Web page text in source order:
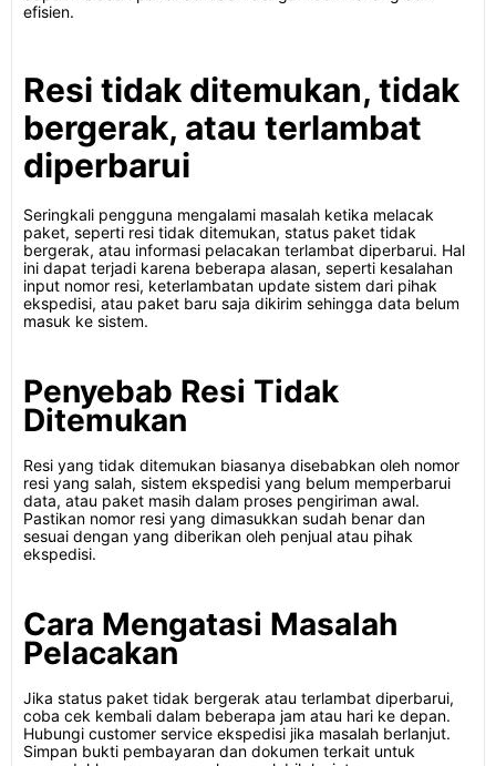
efisien.
Resi tidak ditemukan, tidak
bergerak, atau terlambat
diperbarui
Seringkali pengguna mengalami masalah ketika melacak
paket, seperti resi tidak ditemukan, status paket tidak
bergerak, atau informasi pelacakan terlambat diperbarui. Hal
ini dapat terjadi karena beberapa alasan, seperti kesalahan
input nomor resi, keterlambatan update sistem dari pihak
ekspedisi, atau paket baru saja dikirim sehingga data belum
masuk ke sistem.
Penyebab Resi Tidak
Ditemukan
Resi yang tidak ditemukan biasanya disebabkan oleh nomor
resi yang salah, sistem ekspedisi yang belum memperbarui
data, atau paket masih dalam proses pengiriman awal.
Pastikan nomor resi yang dimasukkan sudah benar dan
sesuai dengan yang diberikan oleh penjual atau pihak
ekspedisi.
Cara Mengatasi Masalah
Pelacakan
Jika status paket tidak bergerak atau terlambat diperbarui,
coba cek kembali dalam beberapa jam atau hari ke depan.
Hubungi customer service ekspedisi jika masalah berlanjut.
Simpan bukti pembayaran dan dokumen terkait untuk